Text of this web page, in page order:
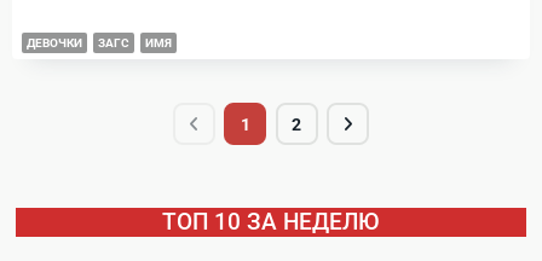
ДЕВОЧКИ ЗАГС ИМЯ
1 2
ТОП 10 ЗА НЕДЕЛЮ